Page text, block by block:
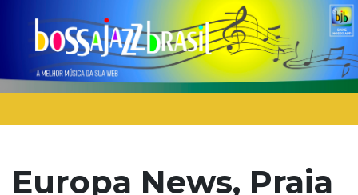
Europa News, Praia